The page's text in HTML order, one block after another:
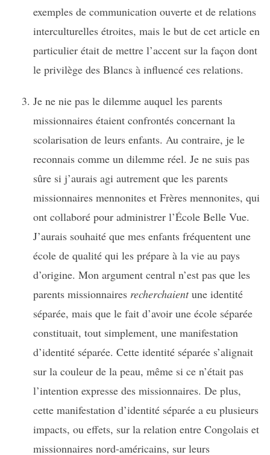
exemples de communication ouverte et de relations
interculturelles étroites, mais le but de cet article en
particulier était de mettre l’accent sur la façon dont
le privilège des Blancs à influencé ces relations.
Je ne nie pas le dilemme auquel les parents
missionnaires étaient confrontés concernant la
scolarisation de leurs enfants. Au contraire, je le
reconnais comme un dilemme réel. Je ne suis pas
sûre si j’aurais agi autrement que les parents
missionnaires mennonites et Frères mennonites, qui
ont collaboré pour administrer l’École Belle Vue.
J’aurais souhaité que mes enfants fréquentent une
école de qualité qui les prépare à la vie au pays
d’origine. Mon argument central n’est pas que les
parents missionnaires recherchaientune identité
séparée, mais que le fait d’avoir une école séparée
constituait, tout simplement, une manifestation
d’identité séparée. Cette identité séparée s’alignait
sur la couleur de la peau, même si ce n’était pas
l’intention expresse des missionnaires. De plus,
cette manifestation d’identité séparée a eu plusieurs
impacts, ou effets, sur la relation entre Congolais et
missionnaires nord-américains, sur leurs